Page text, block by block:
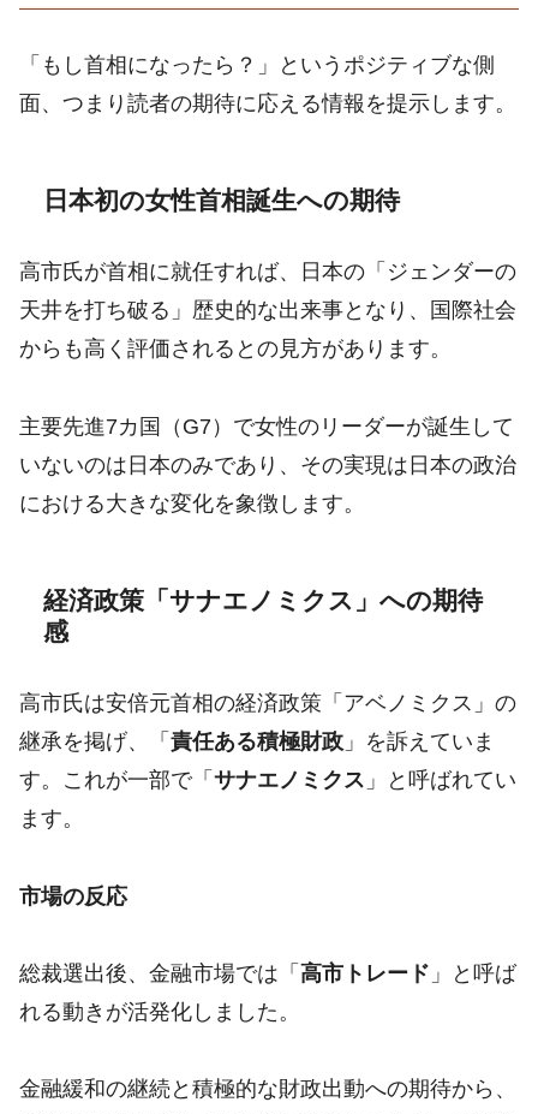
「もし首相になったら？」というポジティブな側
面、つまり読者の期待に応える情報を提示します。
日本初の女性首相誕生への期待
高市氏が首相に就任すれば、日本の「ジェンダーの
天井を打ち破る」歴史的な出来事となり、国際社会
からも高く評価されるとの見方があります。
主要先進7カ国（G7）で女性のリーダーが誕生して
いないのは日本のみであり、その実現は日本の政治
における大きな変化を象徴します。
経済政策「サナエノミクス」への期待
感
高市氏は安倍元首相の経済政策「アベノミクス」の
継承を掲げ、「 責任ある積極財政 」を訴えていま
す。これが一部で「 サナエノミクス 」と呼ばれてい
ます。
市場の反応
総裁選出後、金融市場では「 高市トレード 」と呼ば
れる動きが活発化しました。
金融緩和の継続と積極的な財政出動への期待から、